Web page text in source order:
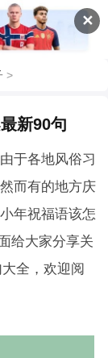
✕
>
新90句
于各地风俗习
而有的地方庆
年祝福语该怎
给大家分享关
全，欢迎阅